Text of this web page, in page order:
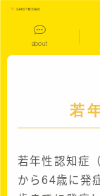
about
若
若年性認知症
から64歳に発